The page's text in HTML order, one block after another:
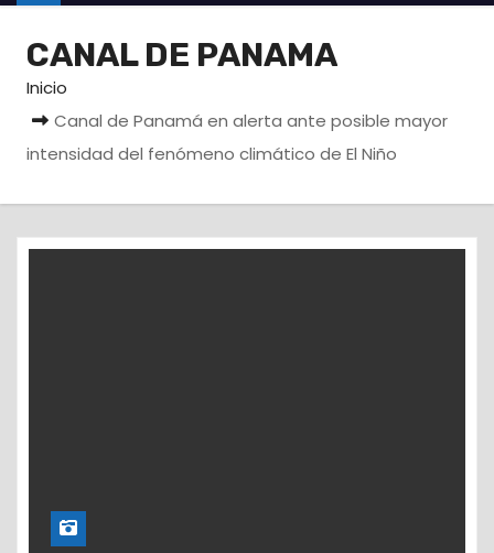
o
CANAL DE PANAMA
Inicio
Canal de Panamá en alerta ante posible mayor
intensidad del fenómeno climático de El Niño